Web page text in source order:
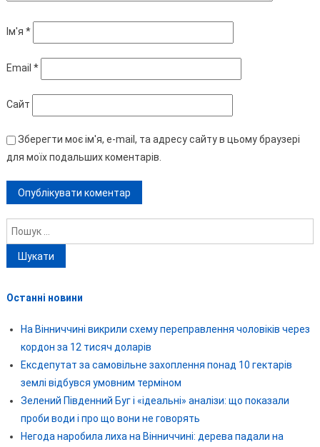
Ім'я *
Email *
Сайт
Зберегти моє ім'я, e-mail, та адресу сайту в цьому браузері
для моїх подальших коментарів.
Пошук:
Останні новини
На Вінниччині викрили схему переправлення чоловіків через
кордон за 12 тисяч доларів
Ексдепутат за самовільне захоплення понад 10 гектарів
землі відбувся умовним терміном
Зелений Південний Буг і «ідеальні» аналізи: що показали
проби води і про що вони не говорять
Негода наробила лиха на Вінниччині: дерева падали на